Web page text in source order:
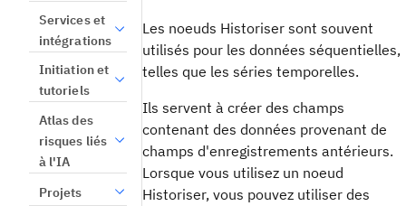
Services et
intégrations
Initiation et
tutoriels
Atlas des
risques liés
à l'IA
Projets
Les noeuds Historiser sont souvent
utilisés pour les données séquentielles,
telles que les séries temporelles.
Ils servent à créer des champs
contenant des données provenant de
champs d'enregistrements antérieurs.
Lorsque vous utilisez un noeud
Historiser, vous pouvez utiliser des